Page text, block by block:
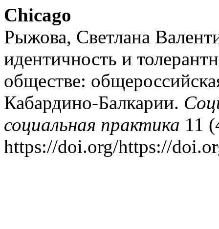
Chicago
Рыжова, Светлана
идентичность и
обществе:
Кабардино-Балкарии.
социальная практика 11
https://doi.org/https://